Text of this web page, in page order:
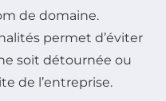
de domaine.
permet d’éviter
soit détournée ou
de l’entreprise.